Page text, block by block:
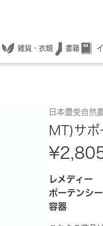
雑貨・衣類 書籍
日本豊受自然
MT)サ
レメディー
ポーテンシー
容器